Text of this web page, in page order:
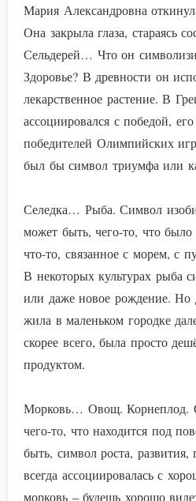
Мария Александровна
Она закрыла глаза, стараясь
Сельдерей… Что он
Здоровье? В древности он
лекарственное растение. В
ассоциировался с победой,
победителей Олимпийских
был бы символ триумфа или
Селедка… Рыба. Символ
может быть, чего-то, что
что-то, связанное с морем, с
В некоторых культурах рыба
или даже новое рождение. Но
жила в маленьком городке
скорее всего, была просто
продуктом.
Морковь… Овощ. Корнеплод.
чего-то, что находится под
быть, символ роста,
всегда ассоциировалась с
морковь – будешь хорошо